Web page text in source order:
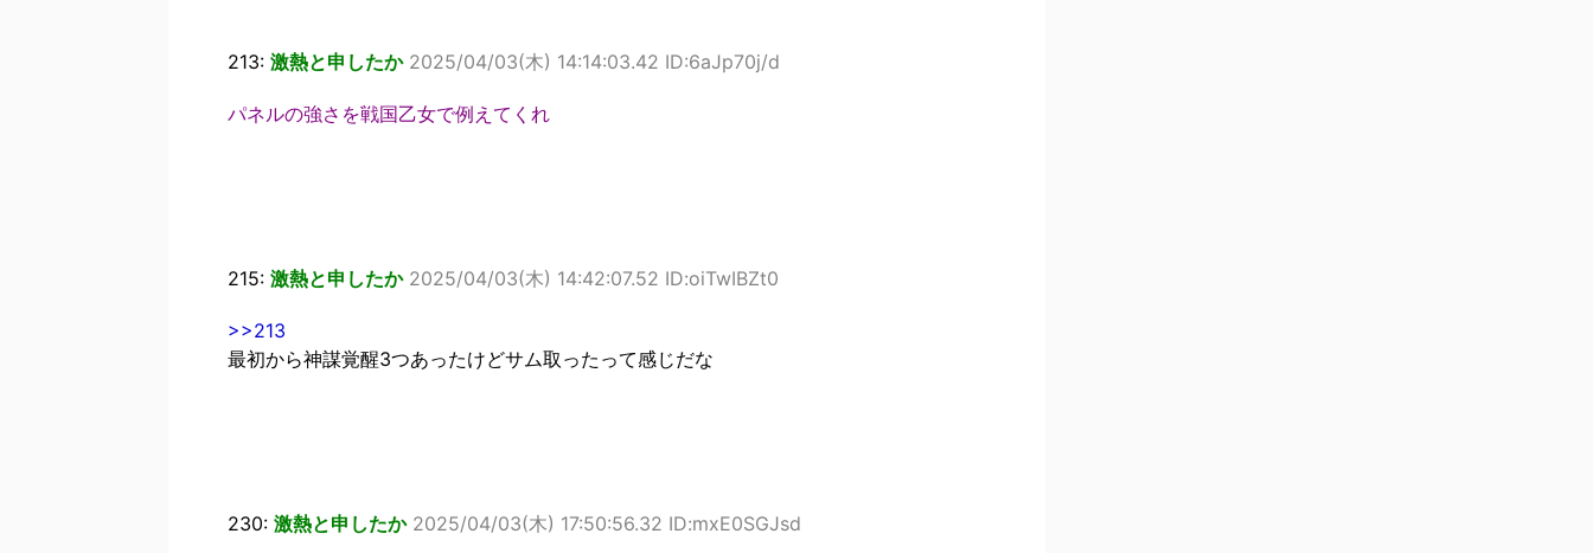
213: 激熱と申したか 2025/04/03(木) 14:14:03.42 ID:6aJp70j/d
パネルの強さを戦国乙女で例えてくれ
215: 激熱と申したか 2025/04/03(木) 14:42:07.52 ID:oiTwIBZt0
>>213
最初から神謀覚醒3つあったけどサム取ったって感じだな
230: 激熱と申したか 2025/04/03(木) 17:50:56.32 ID:mxE0SGJsd